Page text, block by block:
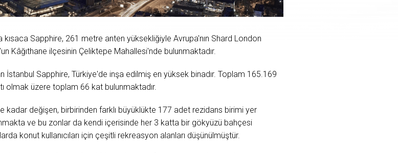
Sapphire, 261 metre anten yüksekliğiyle Avrupa'nın Shard London
Kâğıthane ilçesinin Çeliktepe Mahallesi'nde bulunmaktadır.
Sapphire, Türkiye'de inşa edilmiş en yüksek binadır. Toplam 165.169
olmak üzere toplam 66 kat bulunmaktadır.
kadar değişen, birbirinden farklı büyüklükte 177 adet rezidans birimi yer
ve bu zonlar da kendi içerisinde her 3 katta bir gökyüzü bahçesi
konut kullanıcıları için çeşitli rekreasyon alanları düşünülmüştür.